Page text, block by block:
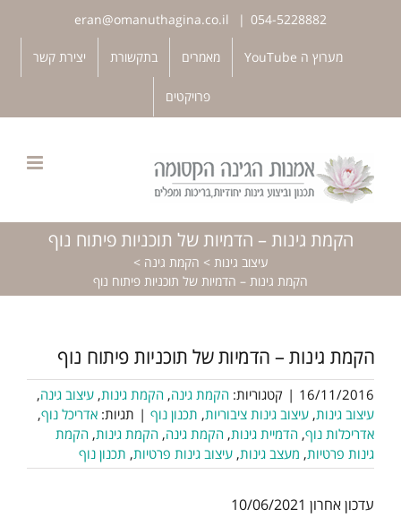
פתח סרגל נגישות
054-5228882
|
מערוץ ה YouTube מאמרים בתקשורת יצירת קשר
פרויקטים
הקמת גינות – הדמיות של תוכניות פיתוח נוף
עיצוב גינות > הקמת גינה >
הקמת גינות – הדמיות של תוכניות פיתוח נוף
הקמת גינות – הדמיות של תוכניות פיתוח נוף
16/11/2016
| קטגוריות: הקמת גינה, הקמת גינות, עיצוב גינה,
עיצוב גינות, עיצוב גינות ציבוריות, תכנון נוף | תגיות: אדריכל נוף,
אדריכלות נוף, הדמיית גינות, הקמת גינה, הקמת גינות, הקמת
גינות פרטיות, מעצב גינות, עיצוב גינות פרטיות, תכנון נוף
עדכון אחרון 10/06/2021